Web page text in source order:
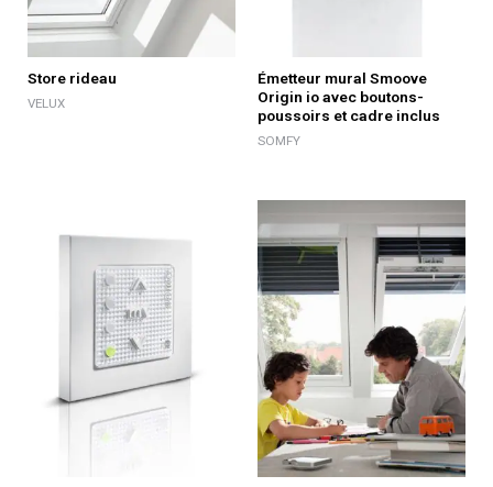
Store rideau
VELUX
Émetteur mural Smoove
Origin io avec boutons-
poussoirs et cadre inclus
SOMFY